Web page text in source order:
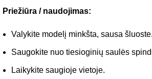
Priežiūra / naudojimas:
Valykite modelį minkšta, sausa šluoste.
Saugokite nuo tiesioginių saulės
Laikykite saugioje vietoje.